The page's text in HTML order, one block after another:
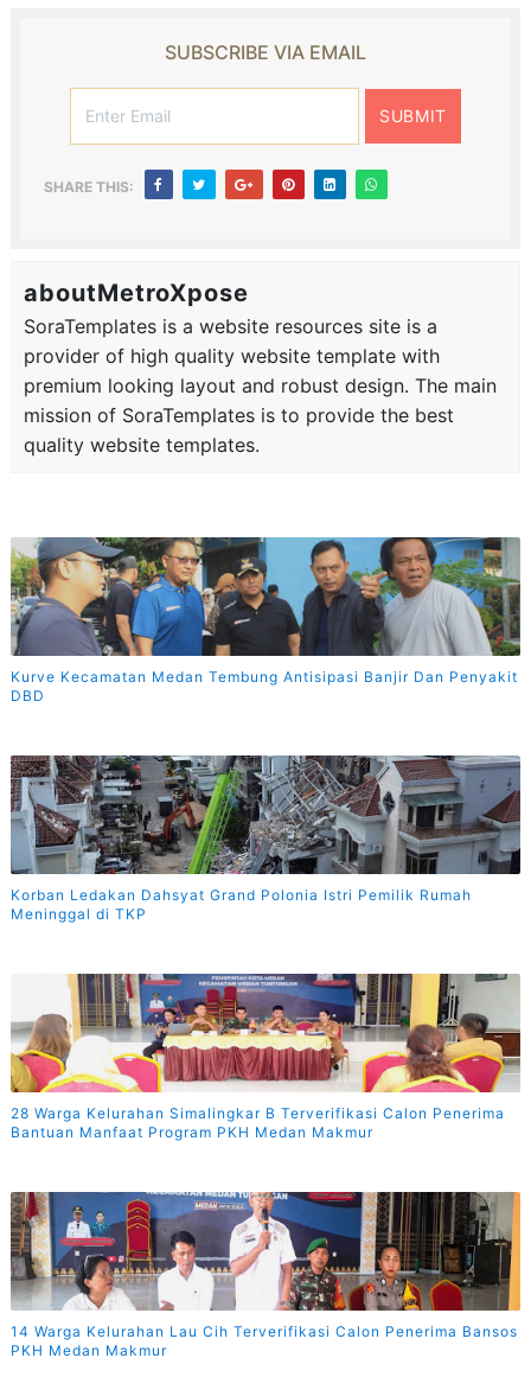
SUBSCRIBE VIA EMAIL
SHARE THIS:
aboutMetroXpose
SoraTemplates is a website resources site is a
provider of high quality website template with
premium looking layout and robust design. The main
mission of SoraTemplates is to provide the best
quality website templates.
Kurve Kecamatan Medan Tembung Antisipasi Banjir Dan Penyakit
DBD
Korban Ledakan Dahsyat Grand Polonia Istri Pemilik Rumah
Meninggal di TKP
28 Warga Kelurahan Simalingkar B Terverifikasi Calon Penerima
Bantuan Manfaat Program PKH Medan Makmur
14 Warga Kelurahan Lau Cih Terverifikasi Calon Penerima Bansos
PKH Medan Makmur